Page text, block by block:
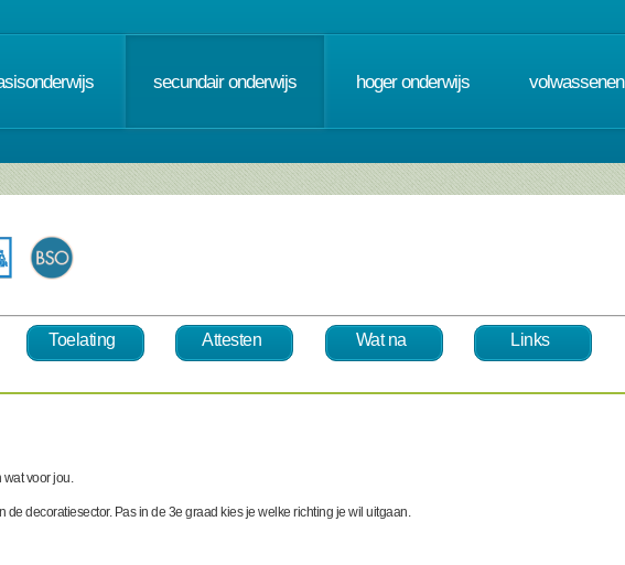
secundair onderwijs hoger onderwijs volwassenen
Toelating Attesten Wat na Links
wat voor jou.
decoratiesector. Pas in de 3e graad kies je welke richting je wil uitgaan.